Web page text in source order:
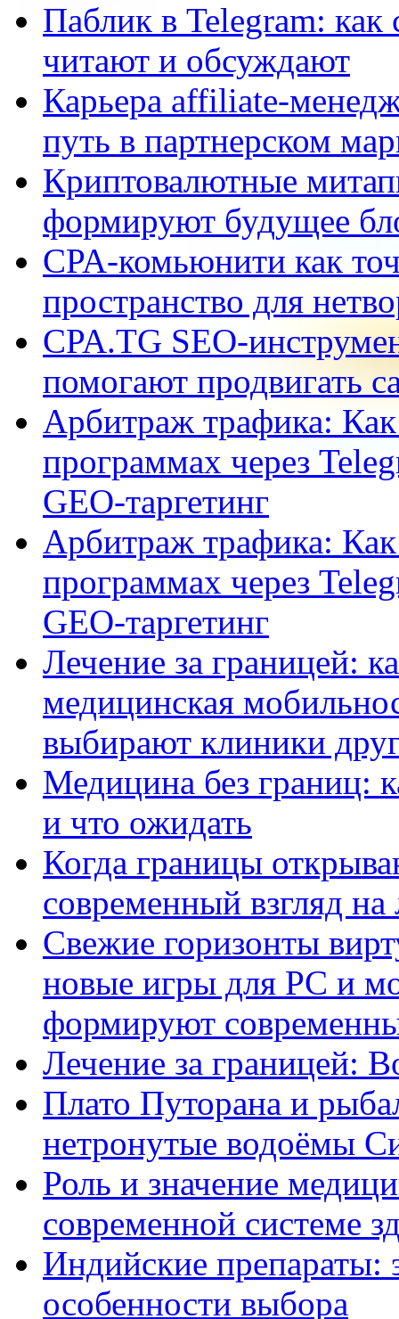
Паблик в Telegram: как
читают и обсуждают
Карьера affiliate-
путь в партнерском
Криптовалютные
формируют будущее
CPA-комьюнити как
пространство для
CPA.TG SEO-
помогают продвигать
Арбитраж трафика: Как
программах через
GEO-таргетинг
Арбитраж трафика: Как
программах через
GEO-таргетинг
Лечение за границей:
медицинская
выбирают клиники
Медицина без границ:
и что ожидать
Когда границы
современный взгляд
Свежие горизонты
новые игры для PC и
формируют
Лечение за границей:
Плато Путорана и
нетронутые водоёмы
Роль и значение
современной системе
Индийские препараты:
особенности выбора